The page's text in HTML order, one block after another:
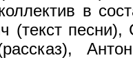
в
(текст песни),